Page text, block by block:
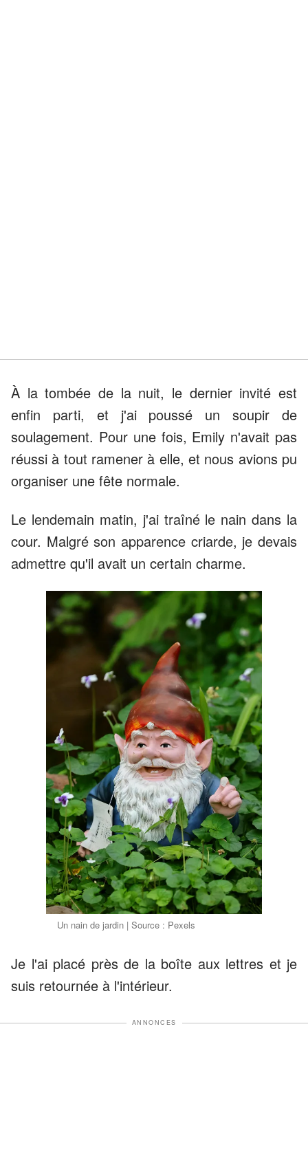
À la tombée de la nuit, le dernier invité est
enfin parti, et j'ai poussé un soupir de
soulagement. Pour une fois, Emily n'avait pas
réussi à tout ramener à elle, et nous avions pu
organiser une fête normale.
Le lendemain matin, j'ai traîné le nain dans la
cour. Malgré son apparence criarde, je devais
admettre qu'il avait un certain charme.
Un nain de jardin | Source : Pexels
Je l'ai placé près de la boîte aux lettres et je
suis retournée à l'intérieur.
ANNONCES